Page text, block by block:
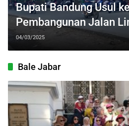
Bupati Bandung Usul
Pembangunan Jalan
Dilanjut
04/03/2025
Bale Jabar